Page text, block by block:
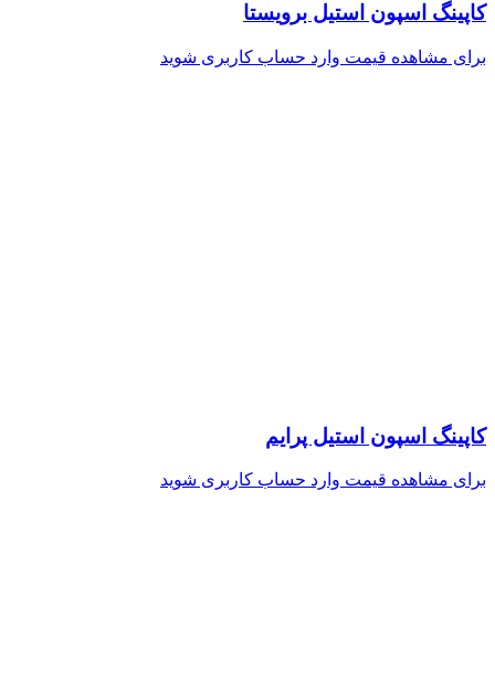
کاپینگ اسپون استیل برویستا
برای مشاهده قیمت وارد حساب کاربری شوید
کاپینگ اسپون استیل پرایم
برای مشاهده قیمت وارد حساب کاربری شوید